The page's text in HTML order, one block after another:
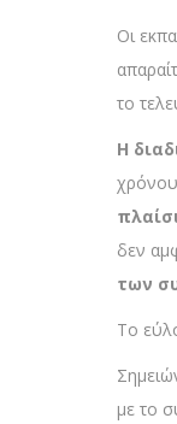
Οι
το
Η
δεν
των
Το
με το